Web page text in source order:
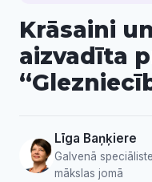
Krāsaini
aizvadīta
Līga Baņķiere
Galvenā
mākslas jomā